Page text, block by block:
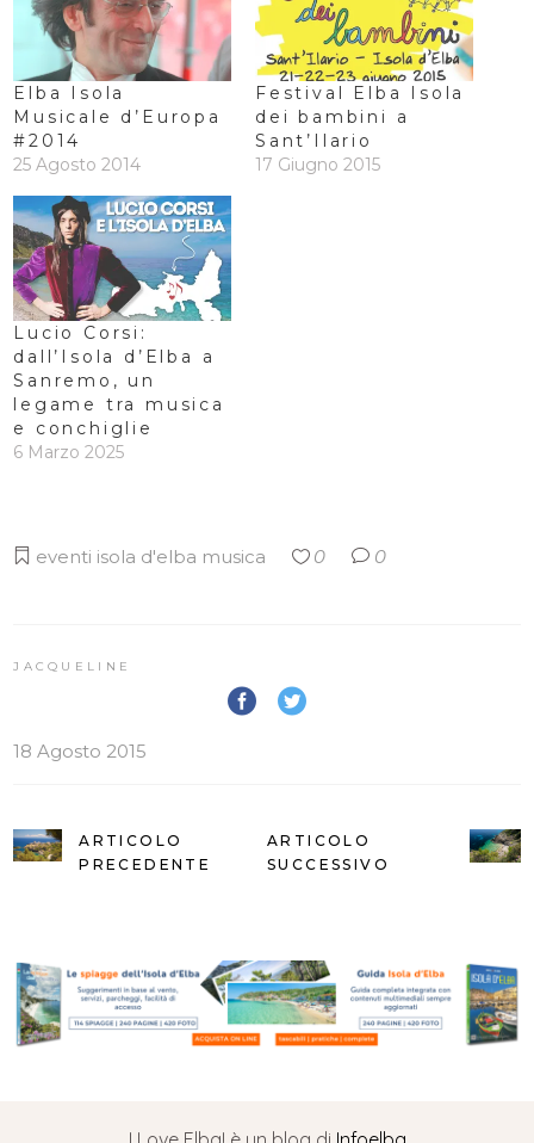
Elba Isola
Musicale d’Europa
#2014
25 Agosto 2014
Festival Elba Isola
dei bambini a
Sant’Ilario
17 Giugno 2015
Lucio Corsi:
dall’Isola d’Elba a
Sanremo, un
legame tra musica
e conchiglie
6 Marzo 2025
eventi isola d'elba musica 0 0
JACQUELINE
18 Agosto 2015
ARTICOLO
PRECEDENTE
ARTICOLO
SUCCESSIVO